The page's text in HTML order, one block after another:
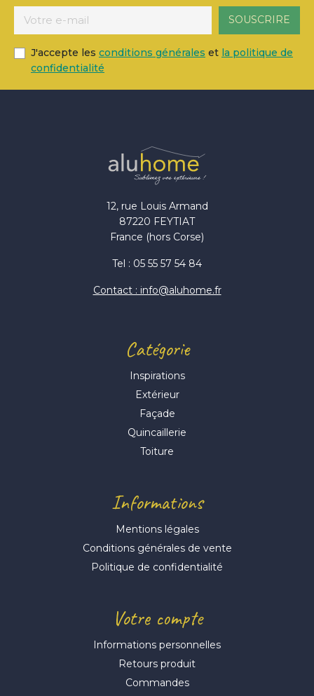
J'accepte les conditions générales et la politique de
confidentialité
12, rue Louis Armand
87220 FEYTIAT
France (hors Corse)
Tel : 05 55 57 54 84
Contact : info@aluhome.fr
Votre compte
Informations personnelles
Retours produit
Commandes
Catégorie
Inspirations
Extérieur
Façade
Quincaillerie
Toiture
Informations
Mentions légales
Conditions générales de vente
Politique de confidentialité